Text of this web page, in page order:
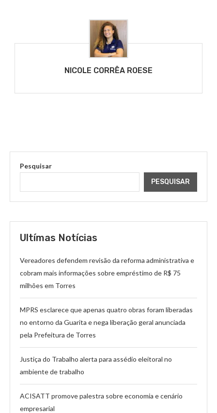
NICOLE CORRÊA ROESE
Pesquisar
PESQUISAR
Ultímas Notícias
Vereadores defendem revisão da reforma administrativa e
cobram mais informações sobre empréstimo de R$ 75
milhões em Torres
MPRS esclarece que apenas quatro obras foram liberadas
no entorno da Guarita e nega liberação geral anunciada
pela Prefeitura de Torres
Justiça do Trabalho alerta para assédio eleitoral no
ambiente de trabalho
ACISATT promove palestra sobre economia e cenário
empresarial